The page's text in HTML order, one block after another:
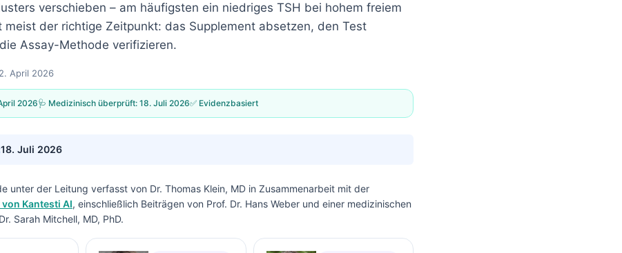
verschieben – am häufigsten ein niedriges TSH bei hohem freiem
meist der richtige Zeitpunkt: das Supplement absetzen, den Test
Assay-Methode verifizieren.
April 2026
2026🩺 Medizinisch überprüft: 18. Juli 2026✅ Evidenzbasiert
18. Juli 2026
unter der Leitung verfasst von Dr. Thomas Klein, MD in Zusammenarbeit mit der
Kantesti AI, einschließlich Beiträgen von Prof. Dr. Hans Weber und einer medizinischen
Sarah Mitchell, MD, PhD.